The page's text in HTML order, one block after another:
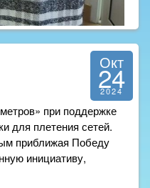
Окт
24
2024
при поддержке
для плетения сетей.
приближая Победу
инициативу,